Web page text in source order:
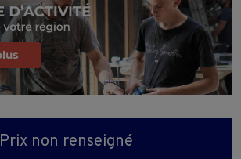
Prix non renseigné